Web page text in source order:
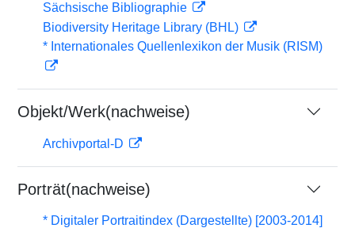
Sächsische Bibliographie
Biodiversity Heritage Library (BHL)
* Internationales Quellenlexikon der Musik (RISM)
Objekt/Werk(nachweise)
Archivportal-D
Porträt(nachweise)
* Digitaler Portraitindex (Dargestellte) [2003-2014]